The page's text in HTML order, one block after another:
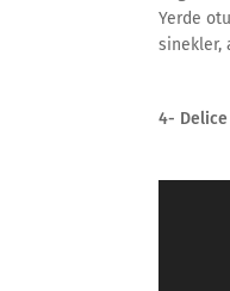
Yerde
sinekler,
4- Delice